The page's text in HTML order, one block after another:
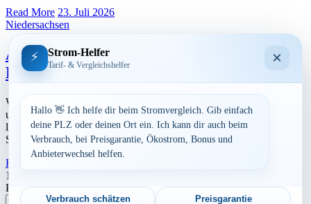
Read More 23. Juli 2026
Niedersachsen
Aktuelle Strompreise in 38372
Büddenstedt
Werbung Den aktuellen Strompreis in 38372 Büddenstedt und die
ungefährend Kosten bei Stromanbietern können Sie hier berechnen
lassen. Preisvergleich: powered by TARIFCHECK24 GmbH Die
Strompreise […]
Read More
Seitennummerierung
der
1
Postleitzahl eingeben
Suchen
⚡ Strom-Helfer
Tarif- & Vergleichshelfer ×
Hallo 👋 Ich helfe dir beim Stromvergleich. Gib einfach
deine PLZ oder deinen Ort ein. Ich kann dir auch beim
Verbrauch, bei Preisgarantie, Ökostrom, Bonus und
Anbieterwechsel helfen.
Verbrauch schätzen Preisgarantie